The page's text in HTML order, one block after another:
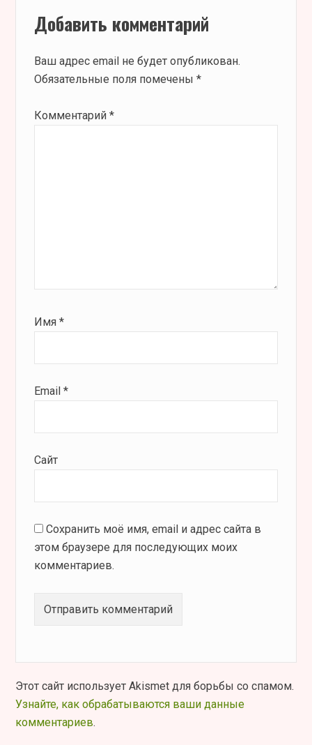
Добавить комментарий
Ваш адрес email не будет опубликован.
Обязательные поля помечены*
Комментарий*
Имя*
Email*
Сайт
Сохранить моё имя, email и адрес сайта в
этом браузере для последующих моих
комментариев.
Этот сайт использует Akismet для борьбы со спамом.
Узнайте, как обрабатываются ваши данные
комментариев.